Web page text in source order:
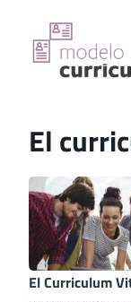
contenido
El
El Curriculum